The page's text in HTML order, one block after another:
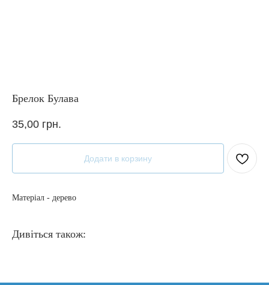
Брелок Булава
35,00 грн.
Додати в корзину
Матеріал - дерево
Дивіться також: